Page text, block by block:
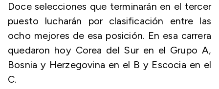
Doce selecciones que terminarán en el tercer
puesto lucharán por clasificación entre las
ocho mejores de esa posición. En esa carrera
quedaron hoy Corea del Sur en el Grupo A,
Bosnia y Herzegovina en el B y Escocia en el
C.